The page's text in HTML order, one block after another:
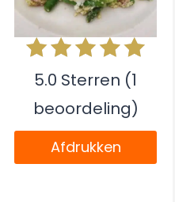
5.0 Sterren (1
beoordeling)
Afdrukken